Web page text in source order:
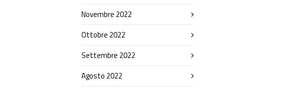
Novembre 2022
Ottobre 2022
Settembre 2022
Agosto 2022